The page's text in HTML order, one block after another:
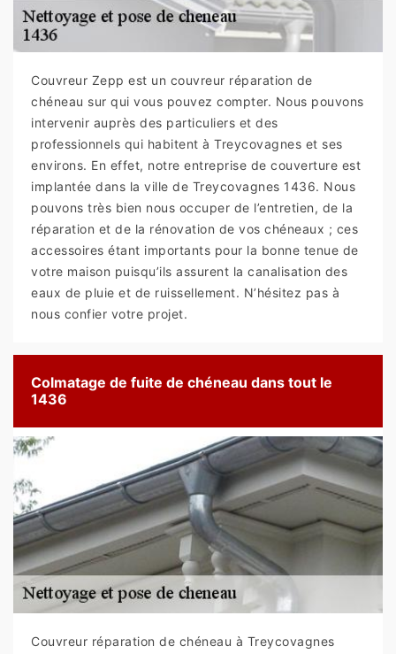
Couvreur Zepp est un couvreur réparation de
chéneau sur qui vous pouvez compter. Nous pouvons
intervenir auprès des particuliers et des
professionnels qui habitent à Treycovagnes et ses
environs. En effet, notre entreprise de couverture est
implantée dans la ville de Treycovagnes 1436. Nous
pouvons très bien nous occuper de l’entretien, de la
réparation et de la rénovation de vos chéneaux ; ces
accessoires étant importants pour la bonne tenue de
votre maison puisqu’ils assurent la canalisation des
eaux de pluie et de ruissellement. N’hésitez pas à
nous confier votre projet.
Colmatage de fuite de chéneau dans tout le
1436
Couvreur réparation de chéneau à Treycovagnes